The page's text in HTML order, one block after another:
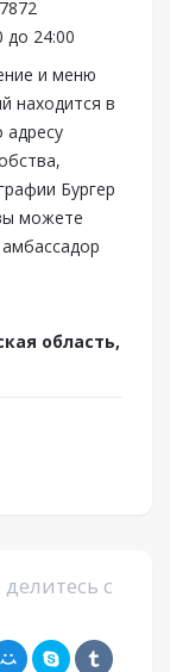
до 24:00
и меню
находится в
адресу
Бургер
можете
область,
с